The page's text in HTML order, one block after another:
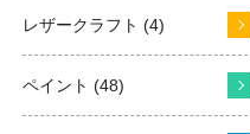
レザークラフト (4)
ペイント (48)